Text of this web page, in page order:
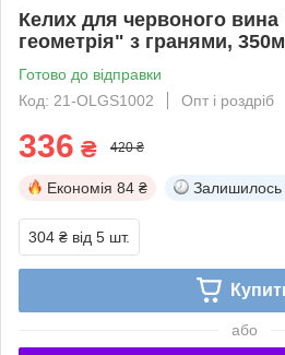
Келих для червоного
геометрія" з гранями,
Готово до відправки
Код: 21-OLGS1002
Опт і роздріб
336 ₴ 420 ₴
Економія 84 ₴ Залишилось
304 ₴ від 5 шт.
або